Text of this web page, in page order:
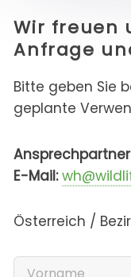
Wir freuen
Anfrage
Bitte geben Sie
geplante
E-Mail:
Österreich /